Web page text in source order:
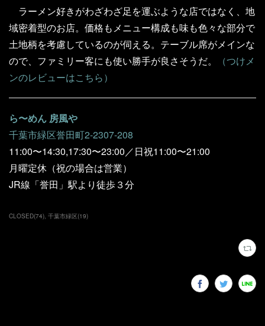
ラーメン好きがわざわざ足を運ぶような店ではなく、地
域密着型のお店。価格もメニュー構成も味も色々な部分で
土地柄を考慮しているのが伺える。テーブル席がメインな
ので、ファミリー客にも使い勝手が良さそうだ。
（つけメ
ンのレビューはこちら）
ら〜めん 房風や
千葉市緑区誉田町2-2307-208
11:00〜14:30,17:30〜23:00／日祝11:00〜21:00
月曜定休（祝の場合は営業）
JR線「誉田」駅より徒歩３分
CLOSED(74) 千葉市緑区(19)